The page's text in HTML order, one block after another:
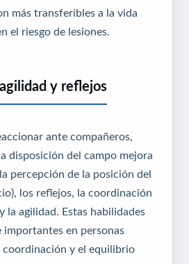
más transferibles a la vida
el riesgo de lesiones.
y reflejos
ante compañeros,
disposición del campo mejora
percepción de la posición del
los reflejos, la coordinación
la agilidad. Estas habilidades
importantes en personas
coordinación y el equilibrio